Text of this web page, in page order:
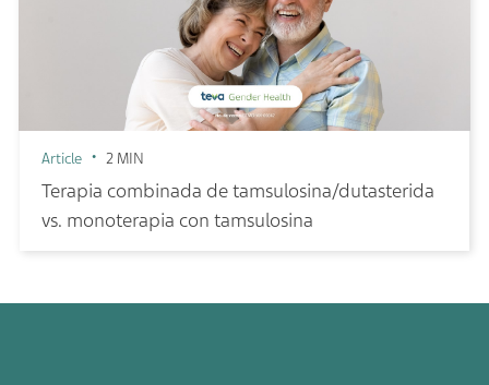
Article 2 MIN
Terapia combinada de tamsulosina/dutasterida
vs. monoterapia con tamsulosina